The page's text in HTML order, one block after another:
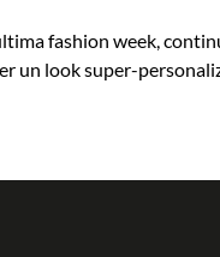
fashion week,
look super-